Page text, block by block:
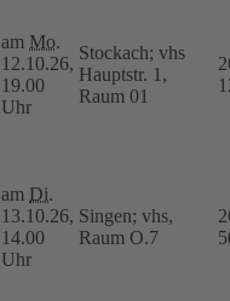
am Mo.
12.10.26,
19.00
Uhr
Stockach; vhs
Hauptstr. 1,
Raum 01
am Di.
13.10.26,
14.00
Uhr
Singen; vhs,
Raum O.7